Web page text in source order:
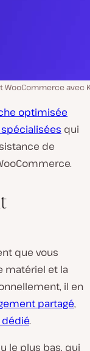
WooCommerce avec
optimisée
qui
de
que vous
matériel et la
il en
partagé,
.
le plus bas, qui